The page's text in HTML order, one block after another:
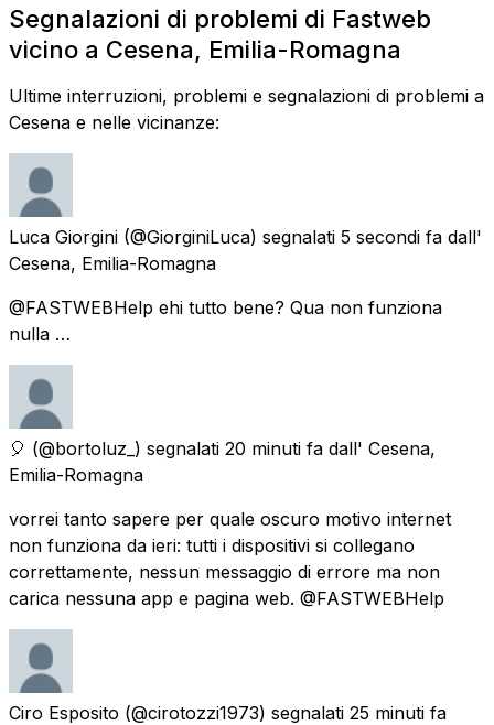
Segnalazioni di problemi di Fastweb
vicino a Cesena, Emilia-Romagna
Ultime interruzioni, problemi e segnalazioni di problemi a
Cesena e nelle vicinanze:
Luca Giorgini (@GiorginiLuca) segnalati 5 secondi fa dall'
Cesena, Emilia-Romagna
@FASTWEBHelp ehi tutto bene? Qua non funziona
nulla …
🎈 (@bortoluz_) segnalati 20 minuti fa dall' Cesena,
Emilia-Romagna
vorrei tanto sapere per quale oscuro motivo internet
non funziona da ieri: tutti i dispositivi si collegano
correttamente, nessun messaggio di errore ma non
carica nessuna app e pagina web. @FASTWEBHelp
Ciro Esposito (@cirotozzi1973) segnalati 25 minuti fa